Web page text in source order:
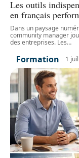
Les outils
en français
Dans un paysage
community manager
des entreprises. Les…
Formation 1